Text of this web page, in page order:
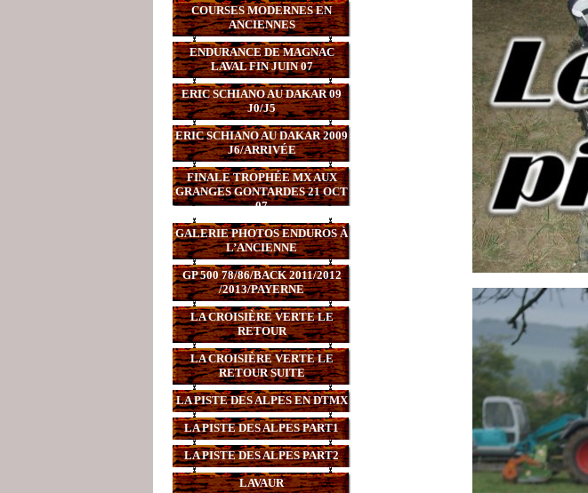
COURSES MODERNES EN
ANCIENNES
ENDURANCE DE MAGNAC
LAVAL FIN JUIN 07
ERIC SCHIANO AU DAKAR 09
J0/J5
ERIC SCHIANO AU DAKAR 2009
J6/ARRIVÉE
FINALE TROPHÉE MX AUX
GRANGES GONTARDES 21 OCT
07
GALERIE PHOTOS ENDUROS À
L’ANCIENNE
GP 500 78/86/BACK 2011/2012
/2013/PAYERNE
LA CROISIÈRE VERTE LE
RETOUR
LA CROISIÈRE VERTE LE
RETOUR SUITE
LA PISTE DES ALPES EN DTMX
LA PISTE DES ALPES PART1
LA PISTE DES ALPES PART2
LAVAUR